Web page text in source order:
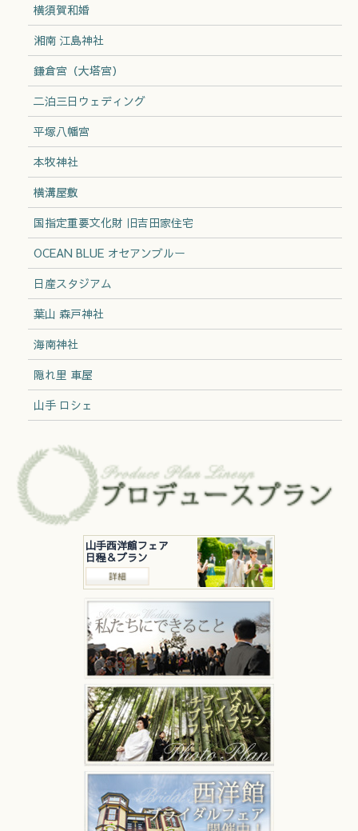
横須賀和婚
湘南 江島神社
鎌倉宮（大塔宮）
二泊三日ウェディング
平塚八幡宮
本牧神社
横溝屋敷
国指定重要文化財 旧吉田家住宅
OCEAN BLUE オセアンブルー
日産スタジアム
葉山 森戸神社
海南神社
隠れ里 車屋
山手 ロシェ
山手西洋館フェア
日程＆プラン